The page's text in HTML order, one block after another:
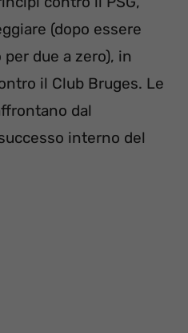
(dopo essere
due a zero), in
il Club Bruges. Le
dal
interno del